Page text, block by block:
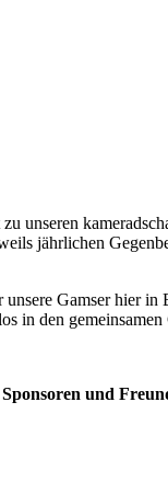
unseren
jährlichen
Gamser hier
in den
und